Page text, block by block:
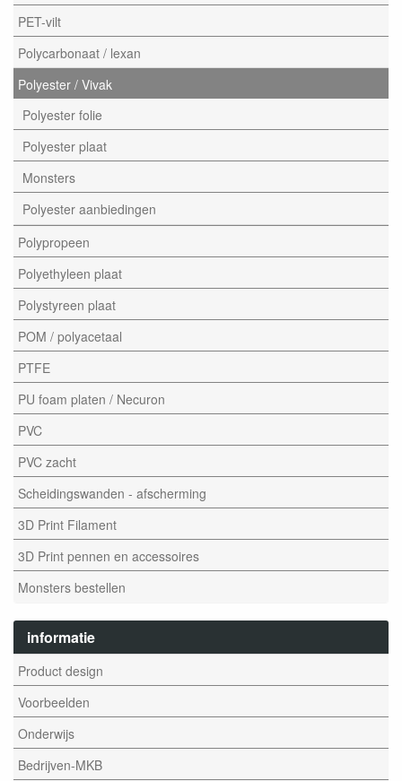
PET-vilt
Polycarbonaat / lexan
Polyester / Vivak
Polyester folie
Polyester plaat
Monsters
Polyester aanbiedingen
Polypropeen
Polyethyleen plaat
Polystyreen plaat
POM / polyacetaal
PTFE
PU foam platen / Necuron
PVC
PVC zacht
Scheidingswanden - afscherming
3D Print Filament
3D Print pennen en accessoires
Monsters bestellen
informatie
Product design
Voorbeelden
Onderwijs
Bedrijven-MKB